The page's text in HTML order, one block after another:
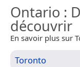
Ontario :
découvrir
En savoir plus sur
Toronto